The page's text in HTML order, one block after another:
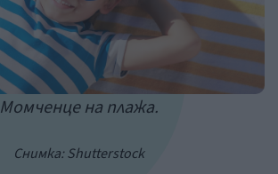
Момченце на плажа.
Снимка: Shutterstock